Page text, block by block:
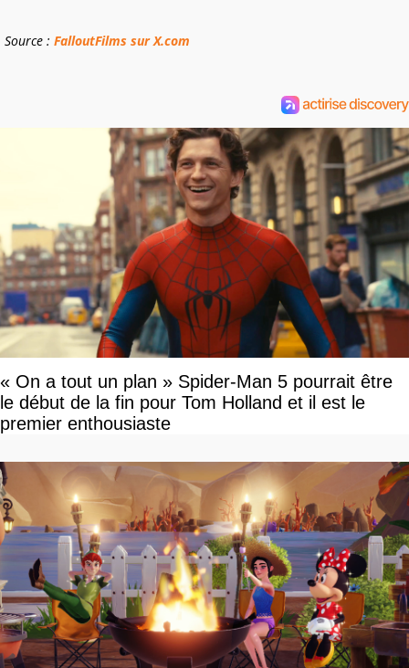
Source : FalloutFilms sur X.com
« On a tout un plan » Spider-Man 5 pourrait être
le début de la fin pour Tom Holland et il est le
premier enthousiaste